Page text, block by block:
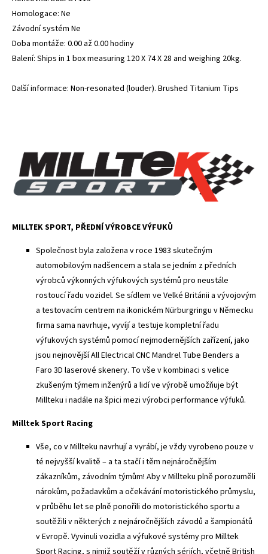
Homologace: Ne
Závodní systém Ne
Doba montáže: 0.00 až 0.00 hodiny
Balení: Ships in 1 box measuring 120 X 74 X 28 and weighing 20kg.
Další informace: Non-resonated (louder). Brushed Titanium Tips
MILLTEK SPORT, PŘEDNÍ VÝROBCE VÝFUKŮ
Společnost byla založena v roce 1983 skutečným
automobilovým nadšencem a stala se jedním z předních
výrobců výkonných výfukových systémů pro neustále
rostoucí řadu vozidel. Se sídlem ve Velké Británii a vývojovým
a testovacím centrem na ikonickém Nürburgringu v Německu
firma sama navrhuje, vyvíjí a testuje kompletní řadu
výfukových systémů pomocí nejmodernějších zařízení, jako
jsou nejnovější All Electrical CNC Mandrel Tube Benders a
Faro 3D laserové skenery. To vše v kombinaci s velice
zkušeným týmem inženýrů a lidí ve výrobě umožňuje být
Millteku i nadále na špici mezi výrobci performance výfuků.
Milltek Sport Racing
Vše, co v Millteku navrhují a vyrábí, je vždy vyrobeno pouze v
té nejvyšší kvalitě – a ta stačí i těm nejnáročnějším
zákazníkům, závodním týmům! Aby v Millteku plně porozuměli
nárokům, požadavkům a očekávání motoristického průmyslu,
v průběhu let se plně ponořili do motoristického sportu a
soutěžili v některých z nejnáročnějších závodů a šampionátů
v Evropě. Vyvinuli vozidla a výfukové systémy pro Milltek
Sport Racing, s nimiž soutěží v různých sériích, včetně British